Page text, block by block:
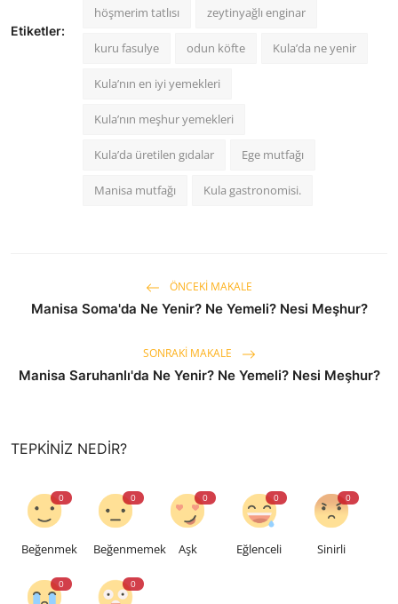
Etiketler:
höşmerim tatlısı zeytinyağlı enginar
kuru fasulye odun köfte Kula’da ne yenir
Kula’nın en iyi yemekleri
Kula’nın meşhur yemekleri
Kula’da üretilen gıdalar Ege mutfağı
Manisa mutfağı Kula gastronomisi.
ÖNCEKI MAKALE
Manisa Soma'da Ne Yenir? Ne Yemeli? Nesi Meşhur?
SONRAKI MAKALE
Manisa Saruhanlı'da Ne Yenir? Ne Yemeli? Nesi Meşhur?
TEPKINIZ NEDIR?
0
Beğenmek
0
Beğenmemek
0
Aşk
0
Eğlenceli
0
Sinirli
0 0